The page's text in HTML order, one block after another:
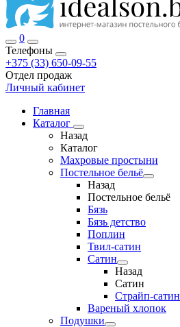
0
Телефоны
+375 (33) 650-09-55
Отдел продаж
Личный кабинет
Главная
Каталог
Назад
Каталог
Махровые простыни
Постельное бельё
Назад
Постельное бельё
Бязь
Бязь детство
Поплин
Твил-сатин
Сатин
Назад
Сатин
Страйп-сатин
Вареный хлопок
Подушки